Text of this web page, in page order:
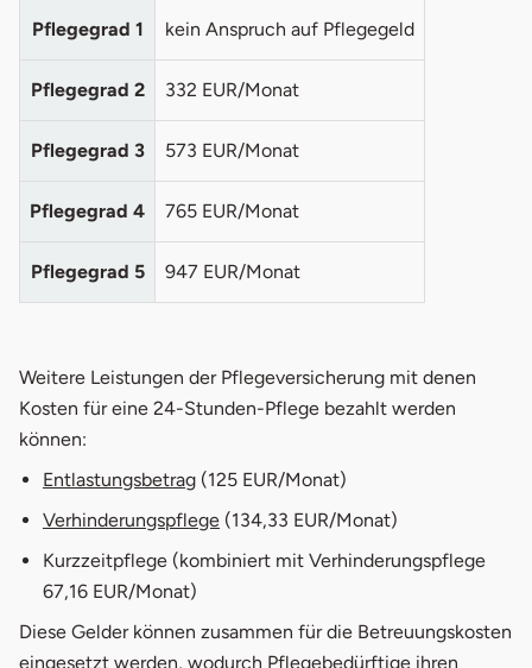
Pflegegrad 1 kein Anspruch auf Pflegegeld
Pflegegrad 2 332 EUR/Monat
Pflegegrad 3 573 EUR/Monat
Pflegegrad 4 765 EUR/Monat
Pflegegrad 5 947 EUR/Monat
Weitere Leistungen der Pflegeversicherung mit denen
Kosten für eine 24-Stunden-Pflege bezahlt werden
können:
Entlastungsbetrag (125 EUR/Monat)
Verhinderungspflege (134,33 EUR/Monat)
Kurzzeitpflege (kombiniert mit Verhinderungspflege
67,16 EUR/Monat)
Diese Gelder können zusammen für die Betreuungskosten
eingesetzt werden, wodurch Pflegebedürftige ihren